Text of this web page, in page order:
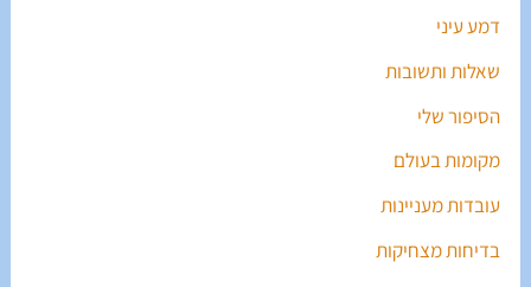
דמע עיני
שאלות ותשובות
הסיפור שלי
מקומות בעולם
עובדות מעניינות
בדיחות מצחיקות